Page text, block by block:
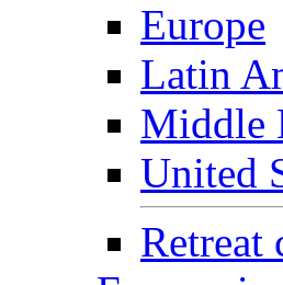
Europe
Latin
Middle
United
Retreat